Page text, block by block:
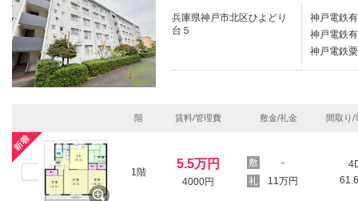
兵庫県神戸市北区ひよどり
台５
神戸電鉄
神戸電鉄
神戸電鉄
階 賃料/管理費 敷金/礼金 間取り/
1階
5.5万円
4000円
-
11万円